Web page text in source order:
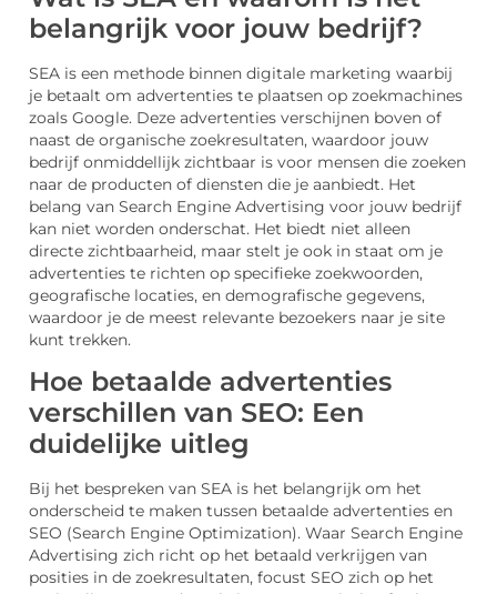
belangrijk voor jouw bedrijf?
SEA is een methode binnen digitale marketing waarbij
je betaalt om advertenties te plaatsen op zoekmachines
zoals Google. Deze advertenties verschijnen boven of
naast de organische zoekresultaten, waardoor jouw
bedrijf onmiddellijk zichtbaar is voor mensen die zoeken
naar de producten of diensten die je aanbiedt. Het
belang van Search Engine Advertising voor jouw bedrijf
kan niet worden onderschat. Het biedt niet alleen
directe zichtbaarheid, maar stelt je ook in staat om je
advertenties te richten op specifieke zoekwoorden,
geografische locaties, en demografische gegevens,
waardoor je de meest relevante bezoekers naar je site
kunt trekken.
Hoe betaalde advertenties
verschillen van SEO: Een
duidelijke uitleg
Bij het bespreken van SEA is het belangrijk om het
onderscheid te maken tussen betaalde advertenties en
SEO (Search Engine Optimization). Waar Search Engine
Advertising zich richt op het betaald verkrijgen van
posities in de zoekresultaten, focust SEO zich op het